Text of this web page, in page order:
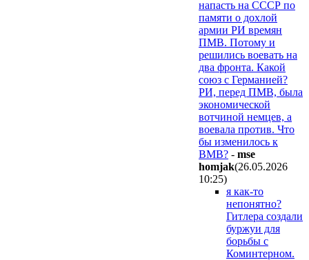
напасть на СССР по
памяти о дохлой
армии РИ времян
ПМВ. Потому и
решились воевать на
два фронта. Какой
союз с Германией?
РИ, перед ПМВ, была
экономической
вотчиной немцев, а
воевала против. Что
бы изменилось к
ВМВ? - mse
homjak(26.05.2026
10:25)
я как-то
непонятно?
Гитлера создали
буржуи для
борьбы с
Коминтерном.